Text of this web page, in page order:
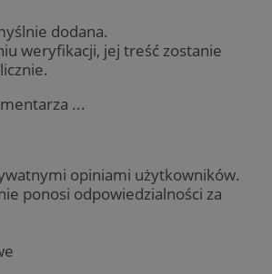
dodana.
weryfikacji, jej treść zostanie
...
opiniami użytkowników.
ponosi odpowiedzialności za